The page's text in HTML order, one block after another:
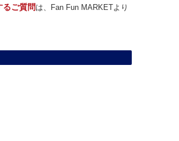
ご質問は、Fan Fun MARKETより